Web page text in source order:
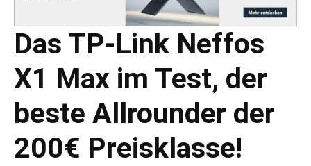
Das TP-Link Neffos
X1 Max im Test, der
beste Allrounder der
200€ Preisklasse!